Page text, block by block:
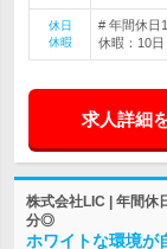
休日
休暇
# 年間休日
休暇：10
求人詳細
株式会社LIC | 年間休
分◎
ホワイトな環境が